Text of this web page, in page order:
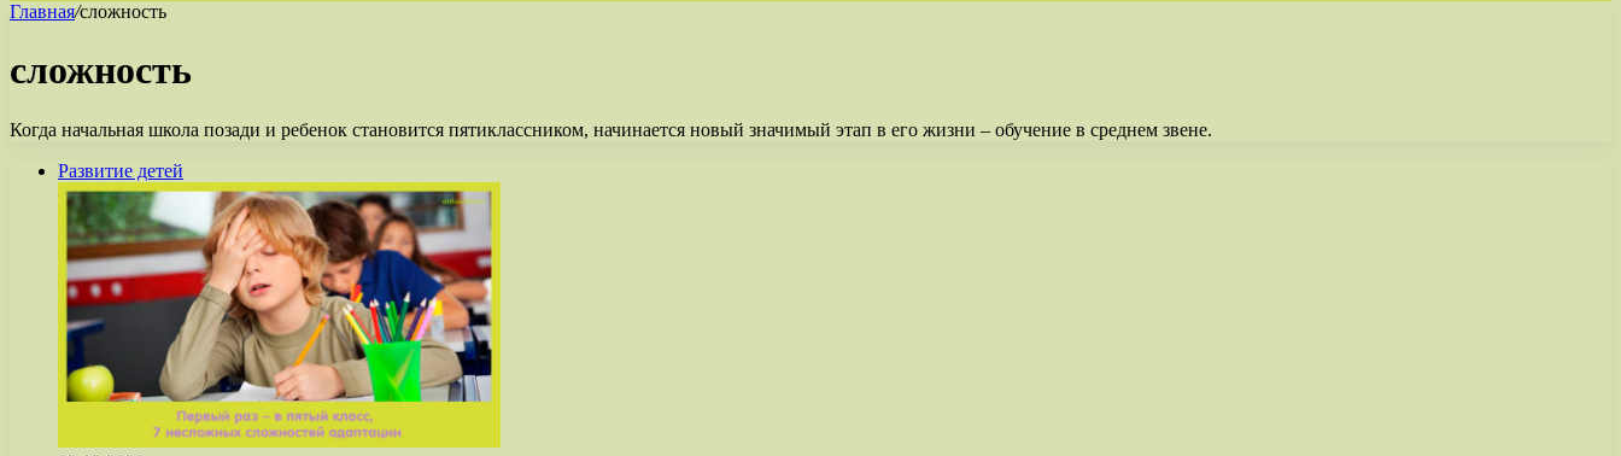
Главная/сложность
сложность
Когда начальная школа позади и ребенок становится пятиклассником, начинается новый значимый этап в его жизни – обучение в среднем звене.
Развитие детей